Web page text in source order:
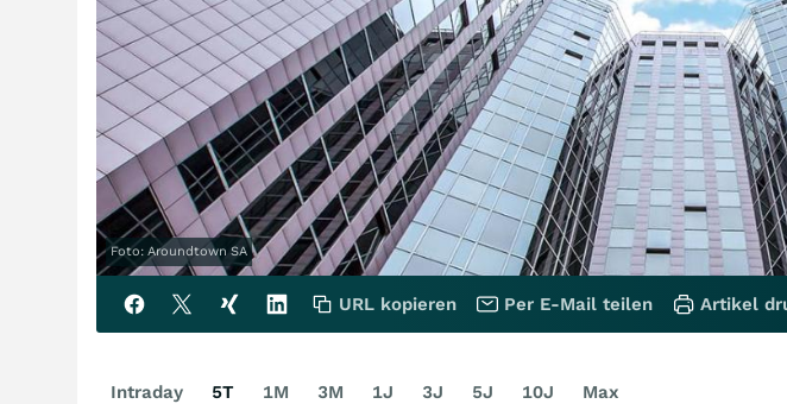
Foto: Aroundtown SA
URL kopieren Per E-Mail teilen Artikel
Intraday 5T 1M 3M 1J 3J 5J 10J Max